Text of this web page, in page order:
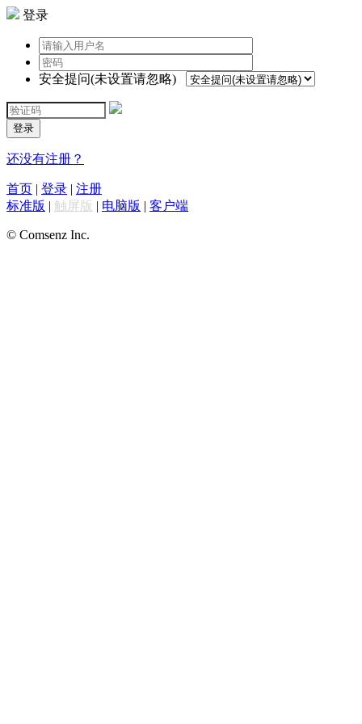
登录
安全提问(未设置请忽略)
登录
还没有注册？
首页 | 登录 | 注册
标准版 | 触屏版 | 电脑版 | 客户端
© Comsenz Inc.